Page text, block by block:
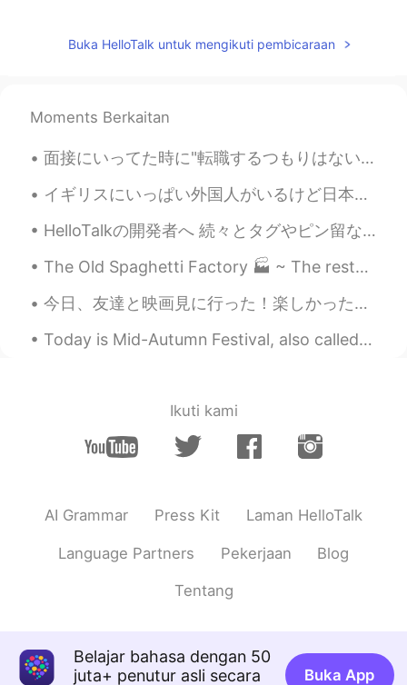
JP EN
Buka HelloTalk untuk mengikuti pembicaraan
Moments Berkaitan
面接にいってた時に"転職するつもりはない"ってことを伝えるべきだと良く言われてたんだけど、西洋にそんな概念がないので従いながらも不思議に思った。だって転職しないと必ず学びが減っていくし、成長が遅...
イギリスにいっぱい外国人がいるけど日本人あまりないです。。日本に住んでったらいっぱい日本のともだちがいるけど、イギリスに日本のともだちがぜんぜんいない。。but England isn’t th...
HelloTalkの開発者へ 続々とタグやピン留などのユーザーのニーズに応えた新機能の追加ありがとうございます👍✨ 要望ですが、短い動画を投稿できたら大変嬉しいです！そんな機能があったら、手話...
The Old Spaghetti Factory 🏭 ~ The restaurant has an ambiance of the 1800s industrial revolution. ...
今日、友達と映画見に行った！楽しかった！ 「テネット」見た！めっちゃおもろかった😃 その後餃子食べた🤤🤤🥟🥟 みんなの土曜日はどう？何したん？ 京都の人是非仲良くしよう！✨関西友達増えしたい🤝
Today is Mid-Autumn Festival, also called “Moon Festival”, and is celebrated in Taiwan and elsewh...
Ikuti kami
AI Grammar Press Kit Laman HelloTalk
Language Partners Pekerjaan Blog
Tentang
Belajar bahasa dengan 50
juta+ penutur asli secara
Buka App